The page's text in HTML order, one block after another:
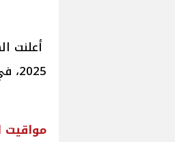
أعلنت
2025، في
مواقيت